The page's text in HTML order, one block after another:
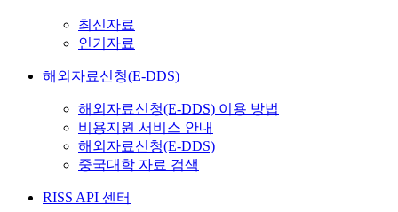
최신자료
인기자료
해외자료신청(E-DDS)
해외자료신청(E-DDS) 이용 방법
비용지원 서비스 안내
해외자료신청(E-DDS)
중국대학 자료 검색
RISS API 센터